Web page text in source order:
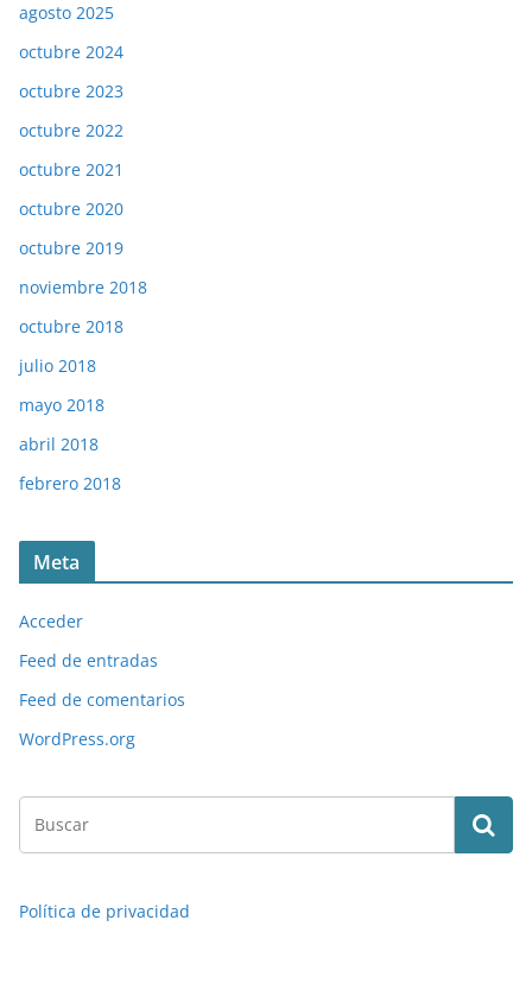
agosto 2025
octubre 2024
octubre 2023
octubre 2022
octubre 2021
octubre 2020
octubre 2019
noviembre 2018
octubre 2018
julio 2018
mayo 2018
abril 2018
febrero 2018
Meta
Acceder
Feed de entradas
Feed de comentarios
WordPress.org
Política de privacidad